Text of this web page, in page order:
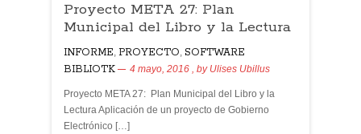
Proyecto META 27: Plan
Municipal del Libro y la Lectura
INFORME, PROYECTO, SOFTWARE
BIBLIOTK
4 mayo, 2016 , by Ulises Ubillus
Proyecto META 27: Plan Municipal del Libro y la
Lectura Aplicación de un proyecto de Gobierno
Electrónico […]